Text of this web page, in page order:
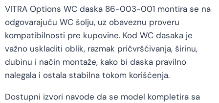
VITRA Options WC daska 86-003-001 montira se na
odgovarajuću WC šolju, uz obaveznu proveru
kompatibilnosti pre kupovine. Kod WC dasaka je
važno uskladiti oblik, razmak pričvršćivanja, širinu,
dubinu i način montaže, kako bi daska pravilno
nalegala i ostala stabilna tokom korišćenja.
Dostupni izvori navode da se model kompletira sa